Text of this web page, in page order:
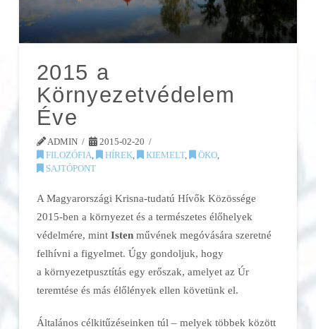
2015 a
Környezetvédelem
Éve
ADMIN
2015-02-20
FILOZÓFIA, HÍREK, KIEMELT, ÖKO,
SAJTÓPONT
A Magyarországi Krisna-tudatú Hívők Közössége
2015-ben a környezet és a természetes élőhelyek
védelmére, mint Istenművének megóvására szeretné
felhívni a figyelmet. Úgy gondoljuk, hogy
a környezetpusztítás egy erőszak, amelyet az Úr
teremtése és más élőlények ellen követünk el.
Általános célkitűzéseinken túl – melyek többek között